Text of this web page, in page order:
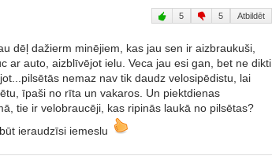
5 5 Atbildēt
dēļ dažierm minējiem, kas jau sen ir aizbraukuši,
ar auto, aizblīvējot ielu. Veca jau esi gan, bet ne dikti
nemaz nav tik daudz velosipēdistu, lai
īpaši no rīta un vakaros. Un piektdienas
tie ir velobraucēji, kas ripinās laukā no pilsētas?
ieraudzīsi iemeslu